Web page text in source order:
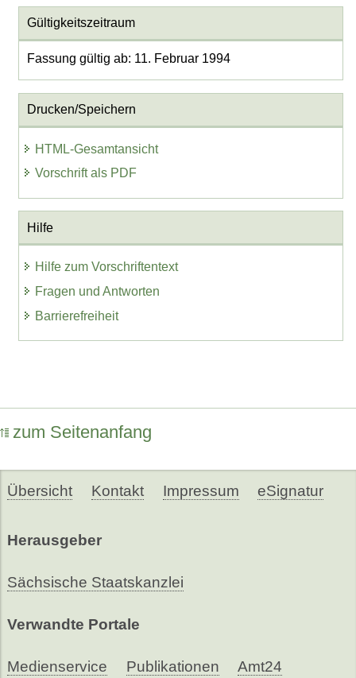
Gültigkeitszeitraum
Fassung gültig ab: 11. Februar 1994
Drucken/Speichern
HTML-Gesamtansicht
Vorschrift als PDF
Hilfe
Hilfe zum Vorschriftentext
Fragen und Antworten
Barrierefreiheit
zum Seitenanfang
Übersicht Kontakt Impressum eSignatur
Herausgeber
Sächsische Staatskanzlei
Verwandte Portale
Medienservice Publikationen Amt24